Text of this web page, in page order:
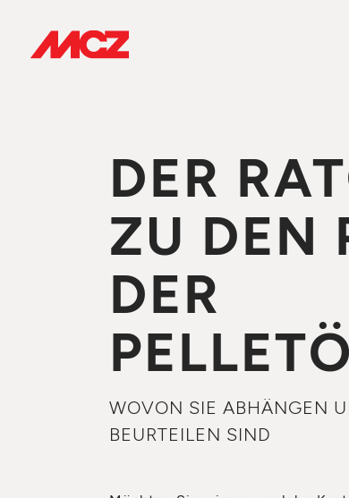
DER
ZU DEN
DER
WOVON SIE ABHÄNGEN
BEURTEILEN SIND